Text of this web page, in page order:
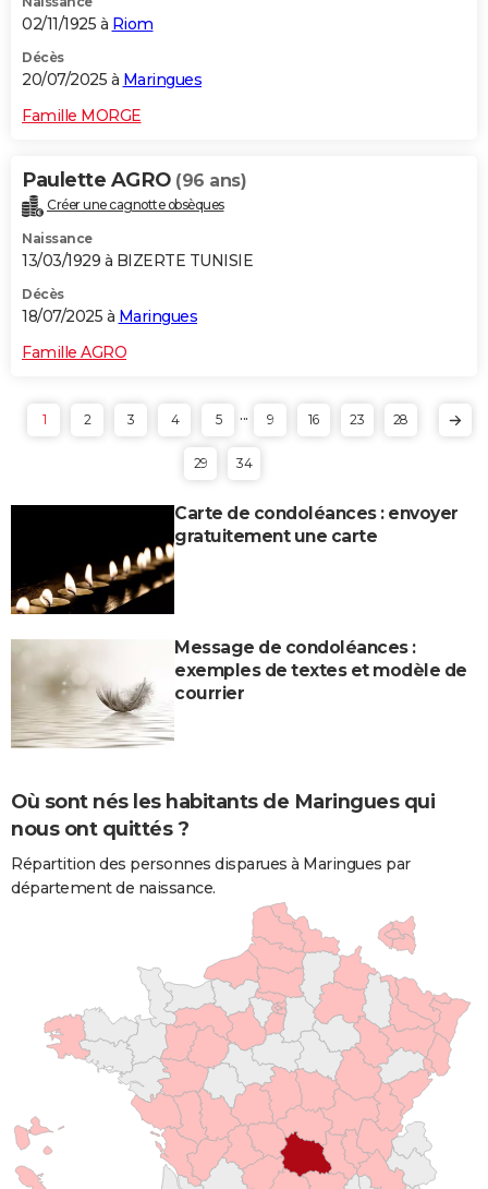
02/11/1925 à Riom
Décès
20/07/2025 à Maringues
Famille MORGE
Paulette AGRO (96 ans)
Créer une cagnotte obsèques
Naissance
13/03/1929 à BIZERTE TUNISIE
Décès
18/07/2025 à Maringues
Famille AGRO
1 2 3 4 5 ... 9 16 23 28
29 34
Carte de condoléances : envoyer
gratuitement une carte
Message de condoléances :
exemples de textes et modèle de
courrier
Où sont nés les habitants de Maringues qui
nous ont quittés ?
Répartition des personnes disparues à Maringues par
département de naissance.